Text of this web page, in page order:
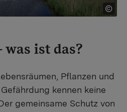
ist das?
Pflanzen und
kennen keine
gemeinsame Schutz von